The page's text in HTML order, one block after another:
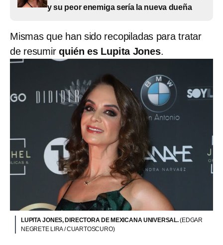
y su peor enemiga sería la nueva dueña
Mismas que han sido recopiladas para tratar
de resumirquién es Lupita Jones.
LUPITA JONES, DIRECTORA DE MEXICANA UNIVERSAL.(EDGAR
NEGRETE LIRA / CUARTOSCURO)